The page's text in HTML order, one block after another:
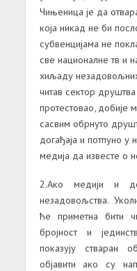
Чињеница је да
која никад не би
субвенцијама не
све националне тв и
хиљаду
читав сектор
протестовао, добије
сасвим обрнуто
догађаја и потпуно
медија да известе о
2.Ако медији и
незадовољства.
ће приметна бити
бројност и
показују
објавити ако су